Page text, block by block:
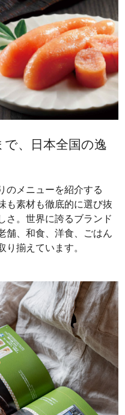
、日本全国の逸
のメニューを紹介する
も素材も徹底的に選び抜
さ。世界に誇るブランド
舗、和食、洋食、ごはん
り揃えています。